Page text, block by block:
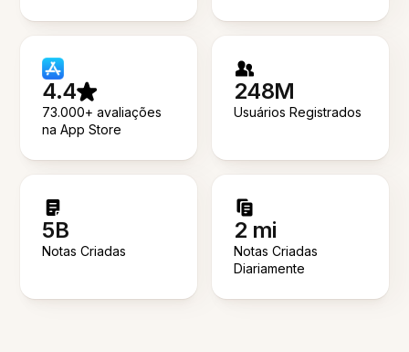
4.4
73.000+ avaliações
na App Store
248M
Usuários Registrados
5B
Notas Criadas
2 mi
Notas Criadas
Diariamente